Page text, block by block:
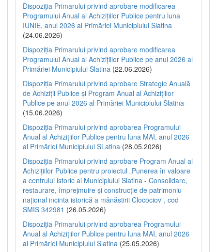
Dispoziția Primarului privind aprobare modificarea
Programului Anual al Achizițiilor Publice pentru luna
IUNIE, anul 2026 al Primăriei Municipiului Slatina
(24.06.2026)
Dispoziția Primarului privind aprobare modificarea
Programului Anual al Achizițiilor Publice pe anul 2026 al
Primăriei Municipiului Slatina (22.06.2026)
Dispoziția Primarului privind aprobare Strategie Anuală
de Achiziții Publice și Program Anual al Achizițiilor
Publice pe anul 2026 al Primăriei Municipiului Slatina
(15.06.2026)
Dispoziția Primarului privind aprobarea Programului
Anual al Achizițiilor Publice pentru luna MAI, anul 2026
al Primăriei Municipiului SLatina (28.05.2026)
Dispoziția Primarului privind aprobare Program Anual al
Achizițiilor Publice pentru proiectul „Punerea în valoare
a centrului istoric al Municipiului Slatina - Consolidare,
restaurare, împrejmuire și construcție de patrimoniu
național incinta istorică a mânăstirii Clocociov”, cod
SMIS 342981 (26.05.2026)
Dispoziția Primarului privind aprobarea Programului
Anual al Achizițiilor Publice pentru luna MAI, anul 2026
al Primăriei Municipiului Slatina (25.05.2026)